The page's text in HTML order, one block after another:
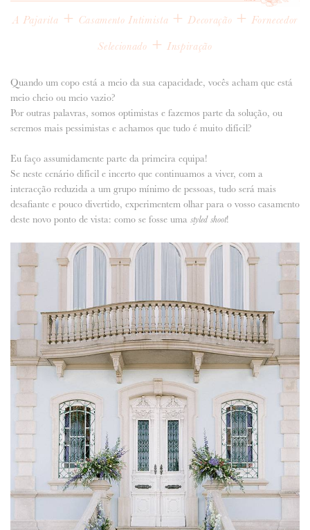
REAL WEDDINGS & EDITORIAIS
ANUNCIE CONNOSCO
A Pajarita + Casamento Intimista +Decoração +Fornecedor
Selecionado + Inspiração
Quando um copo está a meio da sua capacidade, vocês acham que está
meio cheio ou meio vazio?
Por outras palavras, somos optimistas e fazemos parte da solução, ou
seremos mais pessimistas e achamos que tudo é muito difícil?
Eu faço assumidamente parte da primeira equipa!
Se neste cenário difícil e incerto que continuamos a viver, com a
interacção reduzida a um grupo mínimo de pessoas, tudo será mais
desafiante e pouco divertido, experimentem olhar para o vosso casamento
deste novo ponto de vista: como se fosse uma styled shoot!